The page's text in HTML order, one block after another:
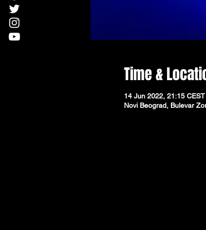
Time &
14 Jun 2022, 21:15 CEST
Novi Beograd, Bulevar